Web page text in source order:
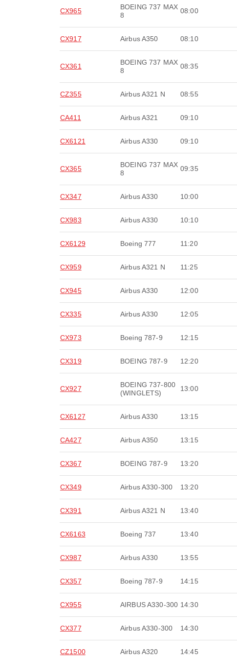
CX965
BOEING 737 MAX
8
08:00
CX917 Airbus A350 08:10
CX361
BOEING 737 MAX
8
08:35
CZ355 Airbus A321 N 08:55
CA411 Airbus A321 09:10
CX6121 Airbus A330 09:10
CX365
BOEING 737 MAX
8
09:35
CX347 Airbus A330 10:00
CX983 Airbus A330 10:10
CX6129 Boeing 777 11:20
CX959 Airbus A321 N 11:25
CX945 Airbus A330 12:00
CX335 Airbus A330 12:05
CX973 Boeing 787-9 12:15
CX319 BOEING 787-9 12:20
CX927
BOEING 737-800
(WINGLETS)
13:00
CX6127 Airbus A330 13:15
CA427 Airbus A350 13:15
CX367 BOEING 787-9 13:20
CX349 Airbus A330-300 13:20
CX391 Airbus A321 N 13:40
CX6163 Boeing 737 13:40
CX987 Airbus A330 13:55
CX357 Boeing 787-9 14:15
CX955 AIRBUS A330-300 14:30
CX377 Airbus A330-300 14:30
CZ1500 Airbus A320 14:45